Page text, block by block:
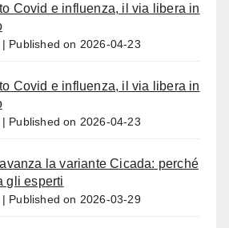
Covid e influenza, il via libera in
Published on 2026-04-23
Covid e influenza, il via libera in
Published on 2026-04-23
la variante Cicada: perché
gli esperti
Published on 2026-03-29